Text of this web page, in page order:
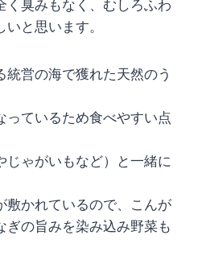
く臭みもなく、むしろふわ
と思います。
統営の海で獲れた天然のう
っているため食べやすい点
じゃがいもなど）と一緒に
敷かれているので、こんが
ぎの旨みを染み込み野菜も